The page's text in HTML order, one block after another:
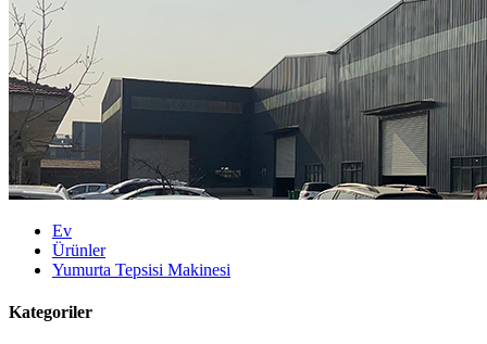
Ev
Ürünler
Yumurta Tepsisi Makinesi
Kategoriler